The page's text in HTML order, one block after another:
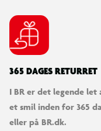
365 DAGES RETURRET
I BR er det legende
et smil inden for 365
eller på BR.dk.